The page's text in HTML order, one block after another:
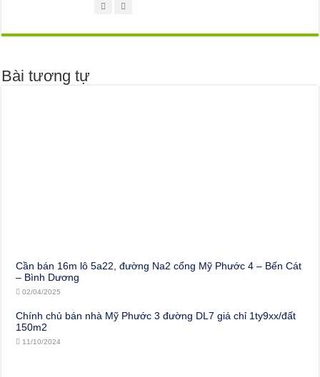
Bài tương tự
Cần bán 16m lô 5a22, đường Na2 cổng Mỹ Phước 4 – Bến Cát
– Bình Dương
02/04/2025
Chính chủ bán nhà Mỹ Phước 3 đường DL7 giá chỉ 1ty9xx/đất
150m2
11/10/2024